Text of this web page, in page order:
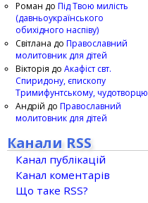
Роман до Під Твою милість
(давньоукраїнського
обихідного наспіву)
Світлана до Православний
молитовник для дітей
Вікторія до Акафіст свт.
Спиридону, єпископу
Тримифунтському, чудотворцю
Андрій до Православний
молитовник для дітей
Канали RSS
Канал публікацій
Канал коментарів
Що таке RSS?